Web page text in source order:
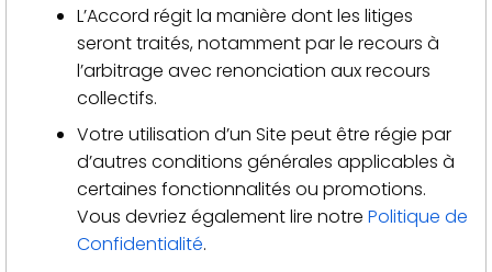
L’Accord régit la manière dont les litiges
seront traités, notamment par le recours à
l’arbitrage avec renonciation aux recours
collectifs.
Votre utilisation d’un Site peut être régie par
d’autres conditions générales applicables à
certaines fonctionnalités ou promotions.
Vous devriez également lire notre Politique de
Confidentialité.